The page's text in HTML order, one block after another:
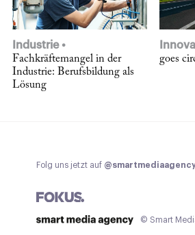
Industrie
Fachkräftemangel in der
Industrie: Berufsbildung als
Lösung
goes
Folg uns jetzt auf
© Smart